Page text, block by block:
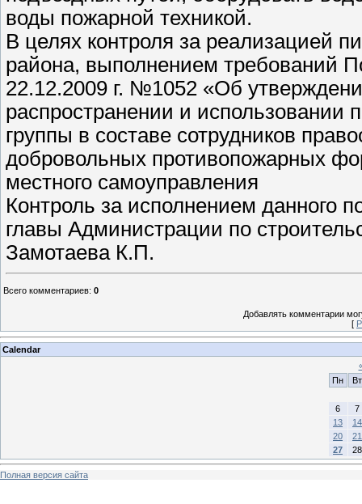
воды пожарной техникой.
В целях контроля за реализацией
района, выполнением требований
22.12.2009 г. №1052 «Об
распространении и использовании
группы в составе сотрудников
добровольных противопожарных
местного самоуправления
Контроль за исполнением данного
главы Администрации по
Замотаева К.П.
Всего комментариев: 0
Добавлять комментарии
[
Calendar
Пн
Вт
6
7
13
14
20
21
27
28
Полная версия сайта